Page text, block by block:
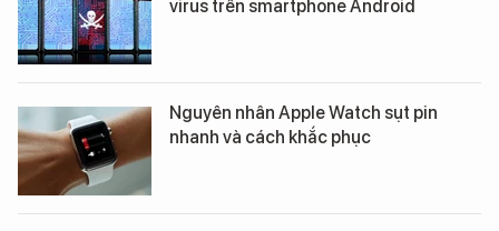
virus trên smartphone Android
Nguyên nhân Apple Watch sụt pin
nhanh và cách khắc phục